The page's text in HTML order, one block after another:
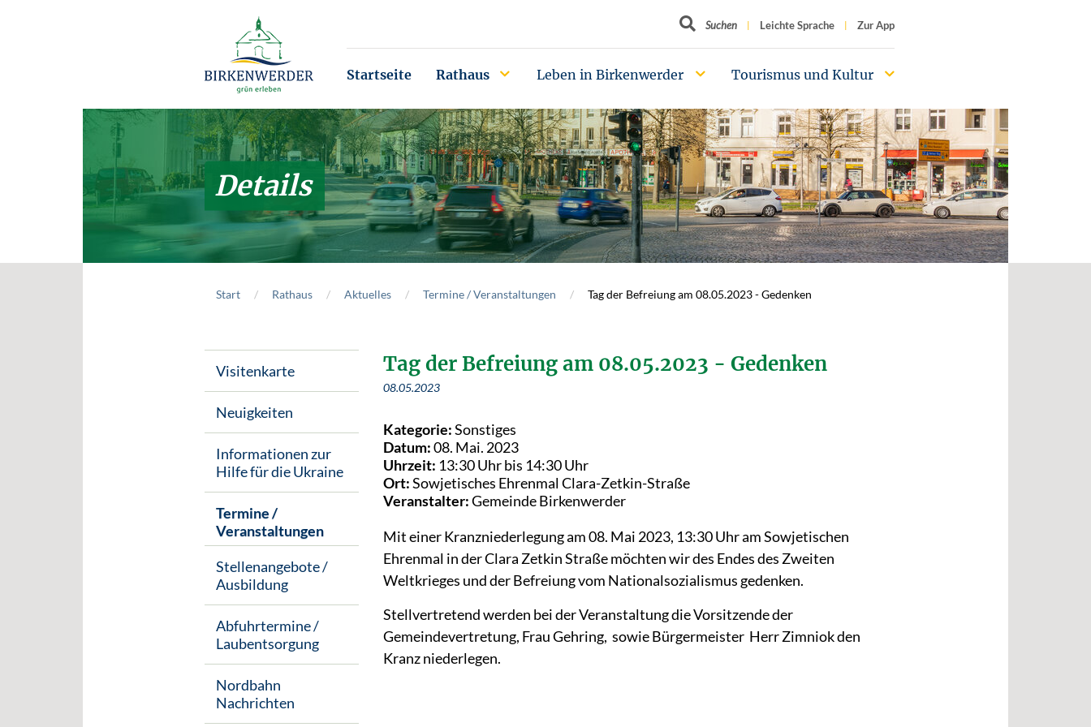
Suchbegriff
Suchen Leichte Sprache Zur App
Startseite Rathaus Leben in Birkenwerder Tourismus und Kultur
Details
Start Rathaus Aktuelles Termine / Veranstaltungen Tag der Befreiung am 08.05.2023 - Gedenken
Visitenkarte
Neuigkeiten
Informationen zur
Hilfe für die Ukraine
Termine /
Veranstaltungen
Stellenangebote /
Ausbildung
Abfuhrtermine /
Laubentsorgung
Nordbahn
Nachrichten
Tag der Befreiung am 08.05.2023 - Gedenken
08.05.2023
Kategorie:Sonstiges
Datum:08. Mai. 2023
Uhrzeit: 13:30 Uhr bis 14:30 Uhr
Ort:Sowjetisches Ehrenmal Clara-Zetkin-Straße
Veranstalter:Gemeinde Birkenwerder
Mit einer Kranzniederlegung am 08. Mai 2023, 13:30 Uhr am Sowjetischen
Ehrenmal in der Clara Zetkin Straße möchten wir des Endes des Zweiten
Weltkrieges und der Befreiung vom Nationalsozialismus gedenken.
Stellvertretend werden bei der Veranstaltung die Vorsitzende der
Gemeindevertretung, Frau Gehring, sowie Bürgermeister Herr Zimniok den
Kranz niederlegen.